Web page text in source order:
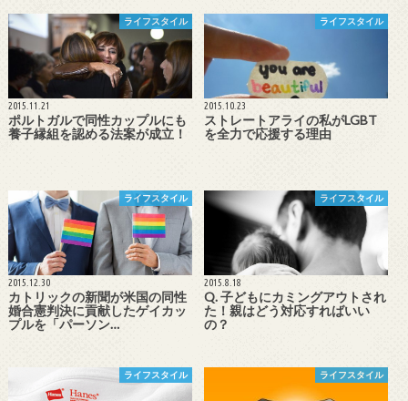
ライフスタイル
2015.11.21
ポルトガルで同性カップルにも
養子縁組を認める法案が成立！
ライフスタイル
2015.10.23
ストレートアライの私がLGBT
を全力で応援する理由
ライフスタイル
2015.12.30
カトリックの新聞が米国の同性
婚合憲判決に貢献したゲイカッ
プルを「パーソン…
ライフスタイル
2015.8.18
Q. 子どもにカミングアウトされ
た！親はどう対応すればいい
の？
ライフスタイル ライフスタイル